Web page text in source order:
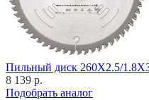
Пильный диск 260X2.5/
8 139 р.
Подобрать аналог